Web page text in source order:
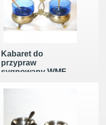
Kabaret do
przypraw
sygnowany WMF
szklane